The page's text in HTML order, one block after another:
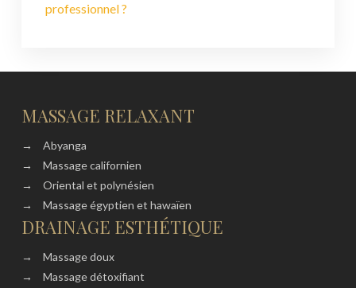
professionnel ?
MASSAGE RELAXANT
→
Abyanga
→
Massage californien
→
Oriental et polynésien
→
Massage égyptien et hawaïen
DRAINAGE ESTHÉTIQUE
→
Massage doux
→
Massage détoxifiant